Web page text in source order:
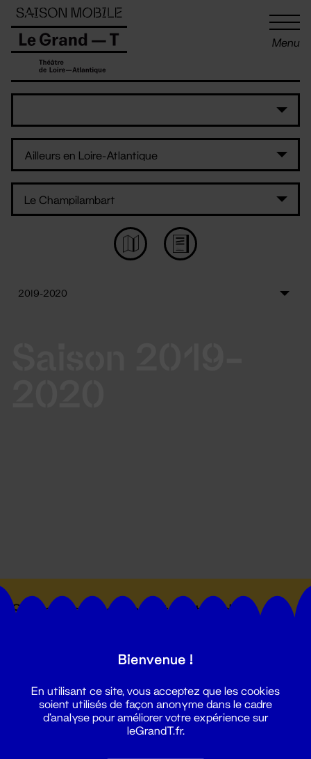
Menu
Suivez toutes les actualités du
Panneau de gestion des cookies
Bienvenue !
En utilisant ce site, vous acceptez que les cookies
soient utilisés de façon anonyme dans le cadre
d'analyse pour améliorer votre expérience sur
leGrandT.fr.